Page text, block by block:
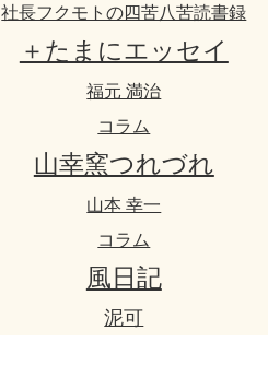
社長フクモトの四苦八苦読書録
＋たまにエッセイ
福元 満治
コラム
山幸窯つれづれ
山本 幸一
コラム
風日記
泥可